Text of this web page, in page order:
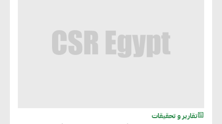
تقارير و تحقيقات